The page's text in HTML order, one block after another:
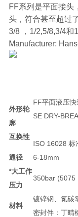
FF系列是平面接头
头，符合甚至超过
3/8 ，1/2,5/8,3/4和1
Manufacturer:
外形轮
廓
互换性
FF平面液压
SE DRY-
ISO 16028 标
通径
6-18mm
*大工作
压力
350bar (5075
材料
镀锌钢、氮碳
密封件：丁晴